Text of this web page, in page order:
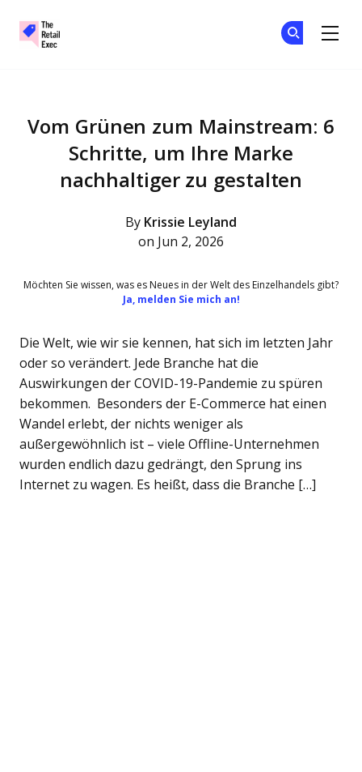
Vom Grünen zum Mainstream: 6
Schritte, um Ihre Marke
nachhaltiger zu gestalten
By Krissie Leyland
on Jun 2, 2026
Möchten Sie wissen, was es Neues in der Welt des Einzelhandels gibt?
Ja, melden Sie mich an!
Die Welt, wie wir sie kennen, hat sich im letzten Jahr
oder so verändert. Jede Branche hat die
Auswirkungen der COVID-19-Pandemie zu spüren
bekommen. Besonders der E-Commerce hat einen
Wandel erlebt, der nichts weniger als
außergewöhnlich ist – viele Offline-Unternehmen
wurden endlich dazu gedrängt, den Sprung ins
Internet zu wagen. Es heißt, dass die Branche […]